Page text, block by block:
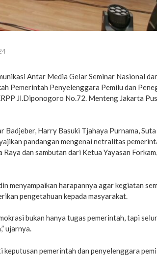
Antar Media Gelar Seminar Nasional
Pemerintah Penyelenggara Pemilu dan
Jl.Diponogoro No.72. Menteng Jakarta
Badjeber, Harry Basuki Tjahaya Purnama, Suta
pandangan mengenai netralitas
dan sambutan dari Ketua Yayasan
menyampaikan harapannya agar kegiatan
pengetahuan kepada masyarakat.
bukan hanya tugas pemerintah, tapi
ujarnya.
pemerintah dan penyelenggara